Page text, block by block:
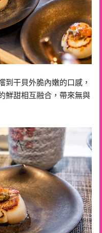
到干貝外脆內嫩的口感，
鮮甜相互融合，帶來無與